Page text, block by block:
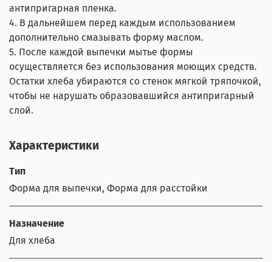
антипригарная пленка.
4. В дальнейшем перед каждым использованием
дополнительно смазывать форму маслом.
5. После каждой выпечки мытье формы
осуществляется без использования моющих средств.
Остатки хлеба убираются со стенок мягкой тряпочкой,
чтобы не нарушать образовавшийся антипригарный
слой.
Характеристики
Тип
Форма для выпечки, Форма для расстойки
Назначение
Для хлеба